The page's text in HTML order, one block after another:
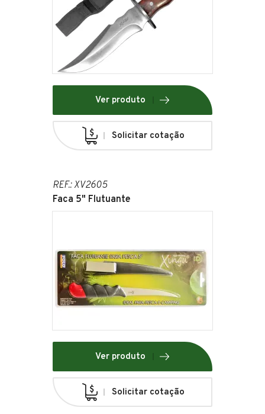
Ver produto
Solicitar cotação
REF.: XV2605
Faca 5" Flutuante
Ver produto
Solicitar cotação